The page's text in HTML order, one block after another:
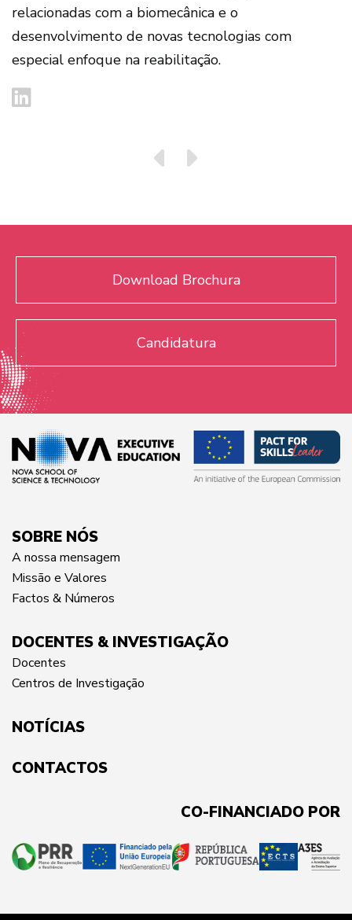
relacionadas com a biomecânica e o
desenvolvimento de novas tecnologias com
especial enfoque na reabilitação.
Download Brochura
Candidatura
SOBRE NÓS
A nossa mensagem
Missão e Valores
Factos & Números
DOCENTES & INVESTIGAÇÃO
Docentes
Centros de Investigação
NOTÍCIAS
CONTACTOS
CO-FINANCIADO POR